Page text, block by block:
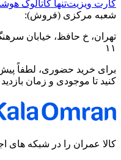
کارت ویزیتتنها کاتالوگ
شعبه مرکزی (فروش):
تهران، خ حافظ، خیابان
۱۱
برای خرید حضوری، لطفاً
کنید تا موجودی و زمان بازدید
کالا عمران را در شبکه های